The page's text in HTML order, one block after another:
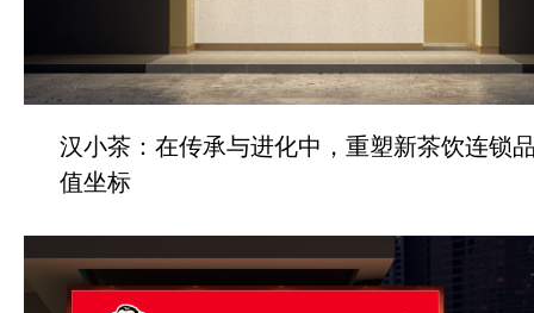
汉小茶：在传承与进化中，重塑新茶饮连锁
值坐标